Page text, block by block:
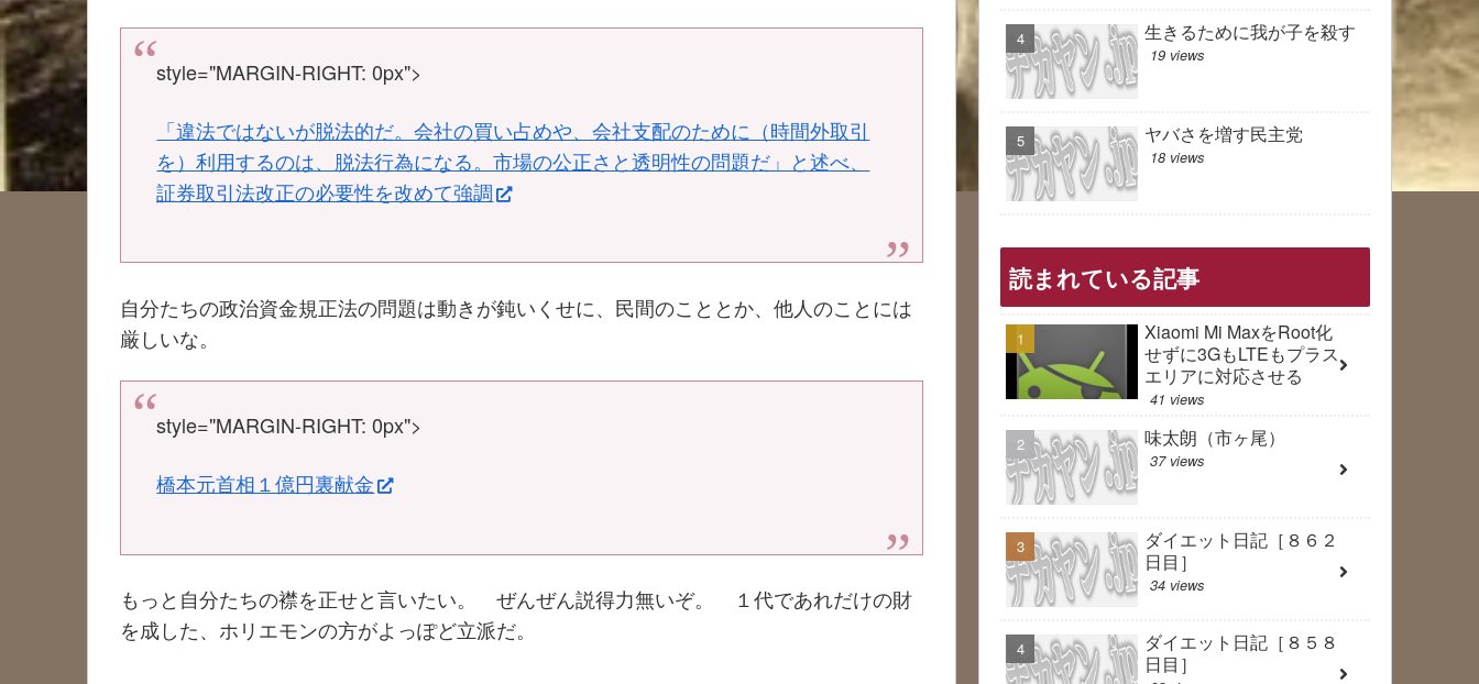
style="MARGIN-RIGHT: 0px">
「違法ではないが脱法的だ。会社の買い占めや、会社支配のために（時間外取引
を）利用するのは、脱法行為になる。市場の公正さと透明性の問題だ」と述べ、
証券取引法改正の必要性を改めて強調
自分たちの政治資金規正法の問題は動きが鈍いくせに、民間のこととか、他人のことには
厳しいな。
style="MARGIN-RIGHT: 0px">
橋本元首相１億円裏献金
もっと自分たちの襟を正せと言いたい。 ぜんぜん説得力無いぞ。 １代であれだけの財
を成した、ホリエモンの方がよっぽど立派だ。
生きるために我が子を殺す
19 views
ヤバさを増す民主党
18 views
読まれている記事
Xiaomi Mi MaxをRoot化
せずに3GもLTEもプラス
エリアに対応させる
41 views
味太朗（市ヶ尾）
37 views
ダイエット日記［８６２
日目］
34 views
ダイエット日記［８５８
日目］